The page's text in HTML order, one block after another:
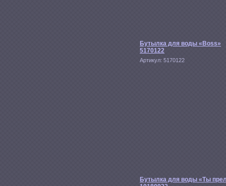
Бутылка для воды «Boss»
5170122
Артикул: 5170122
Бутылка для воды «Ты